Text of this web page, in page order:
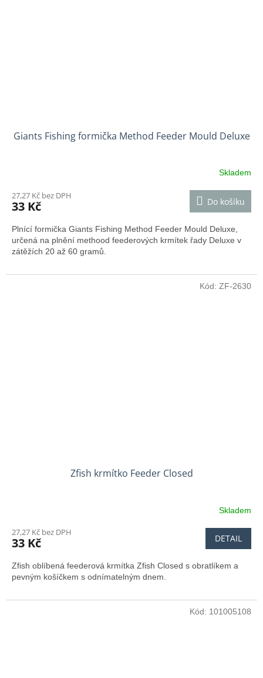
Giants Fishing formička Method Feeder Mould Deluxe
produktu
je
z
5
hvězdiček.
Skladem
27,27 Kč bez DPH
33 Kč Do košíku
Plnící formička Giants Fishing Method Feeder Mould Deluxe,
určená na plnění methood feederových krmítek řady Deluxe v
zátěžích 20 až 60 gramů.
Zfish krmítko Feeder Closed
Skladem
27,27 Kč bez DPH
33 Kč DETAIL
Zfish oblíbená feederová krmítka Zfish Closed s obratlíkem a
pevným košíčkem s odnímatelným dnem.
Kód: ZF-2630
Kód: 101005108